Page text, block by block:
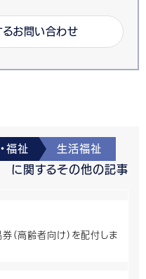
るお問い合わせ
福祉 生活福祉
に関するその他の記事
高齢者向け）を配付しま